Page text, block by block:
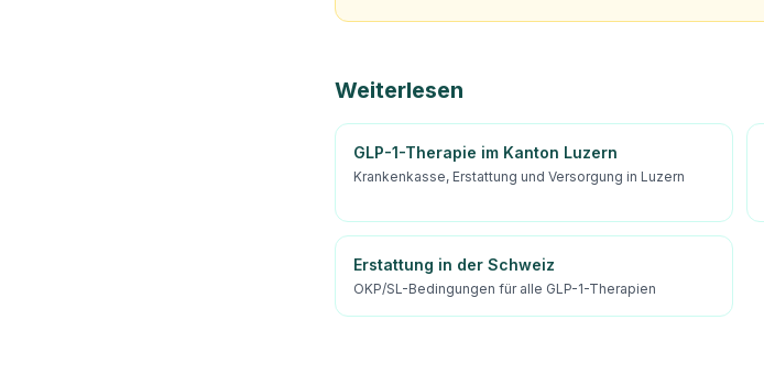
Weiterlesen
GLP-1-Therapie im Kanton Luzern
Krankenkasse, Erstattung und Versorgung in Luzern
Erstattung in der Schweiz
OKP/SL-Bedingungen für alle GLP-1-Therapien